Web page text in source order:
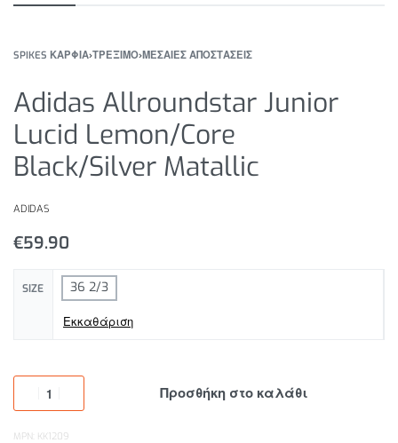
SPIKES ΚΑΡΦΙΑ›ΤΡΕΞΙΜΟ›ΜΕΣΑΙΕΣ ΑΠΟΣΤΑΣΕΙΣ
Adidas Allroundstar Junior
Lucid Lemon/Core
Black/Silver Matallic
ADIDAS
€59.90
SIZE 36 2/3
Εκκαθάριση
Προσθήκη στο καλάθι
MPN: KK1209